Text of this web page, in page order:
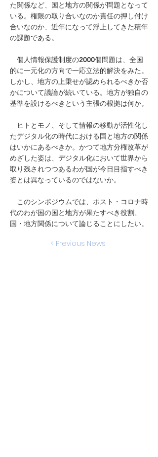
た関係など、国と地方の関係が問題となって
いる。権限の取り合いなのか責任の押し付け
合いなのか、近年になって浮上してきた積年
の課題である。
個人情報保護制度の2000個問題は、全国
的に一元化の方向で一応立法的解決をみた。
しかし、地方の上乗せが認められるべきか否
かについて議論が続いている。地方が独自の
基準を設けるべきという主張の根拠は何か。
ヒトとモノ、そして情報の移動が活性化し
たデジタル化の時代における国と地方の関係
はいかにあるべきか。かつて地方分権改革が
めざした姿は、デジタル化において世界から
取り残されつつあるわが国が今日目指すべき
姿とは異なっているのではないか。
このシンポジウムでは、ポスト・コロナ時
代のわが国の国と地方が果たすべき役割、
国・地方関係について論じることにしたい。
< Previous News